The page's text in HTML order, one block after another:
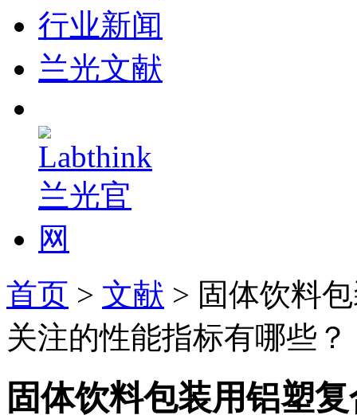
行业新闻
兰光文献
首页 > 文献 > 固体饮料
关注的性能指标有哪些？
固体饮料包装用铝塑